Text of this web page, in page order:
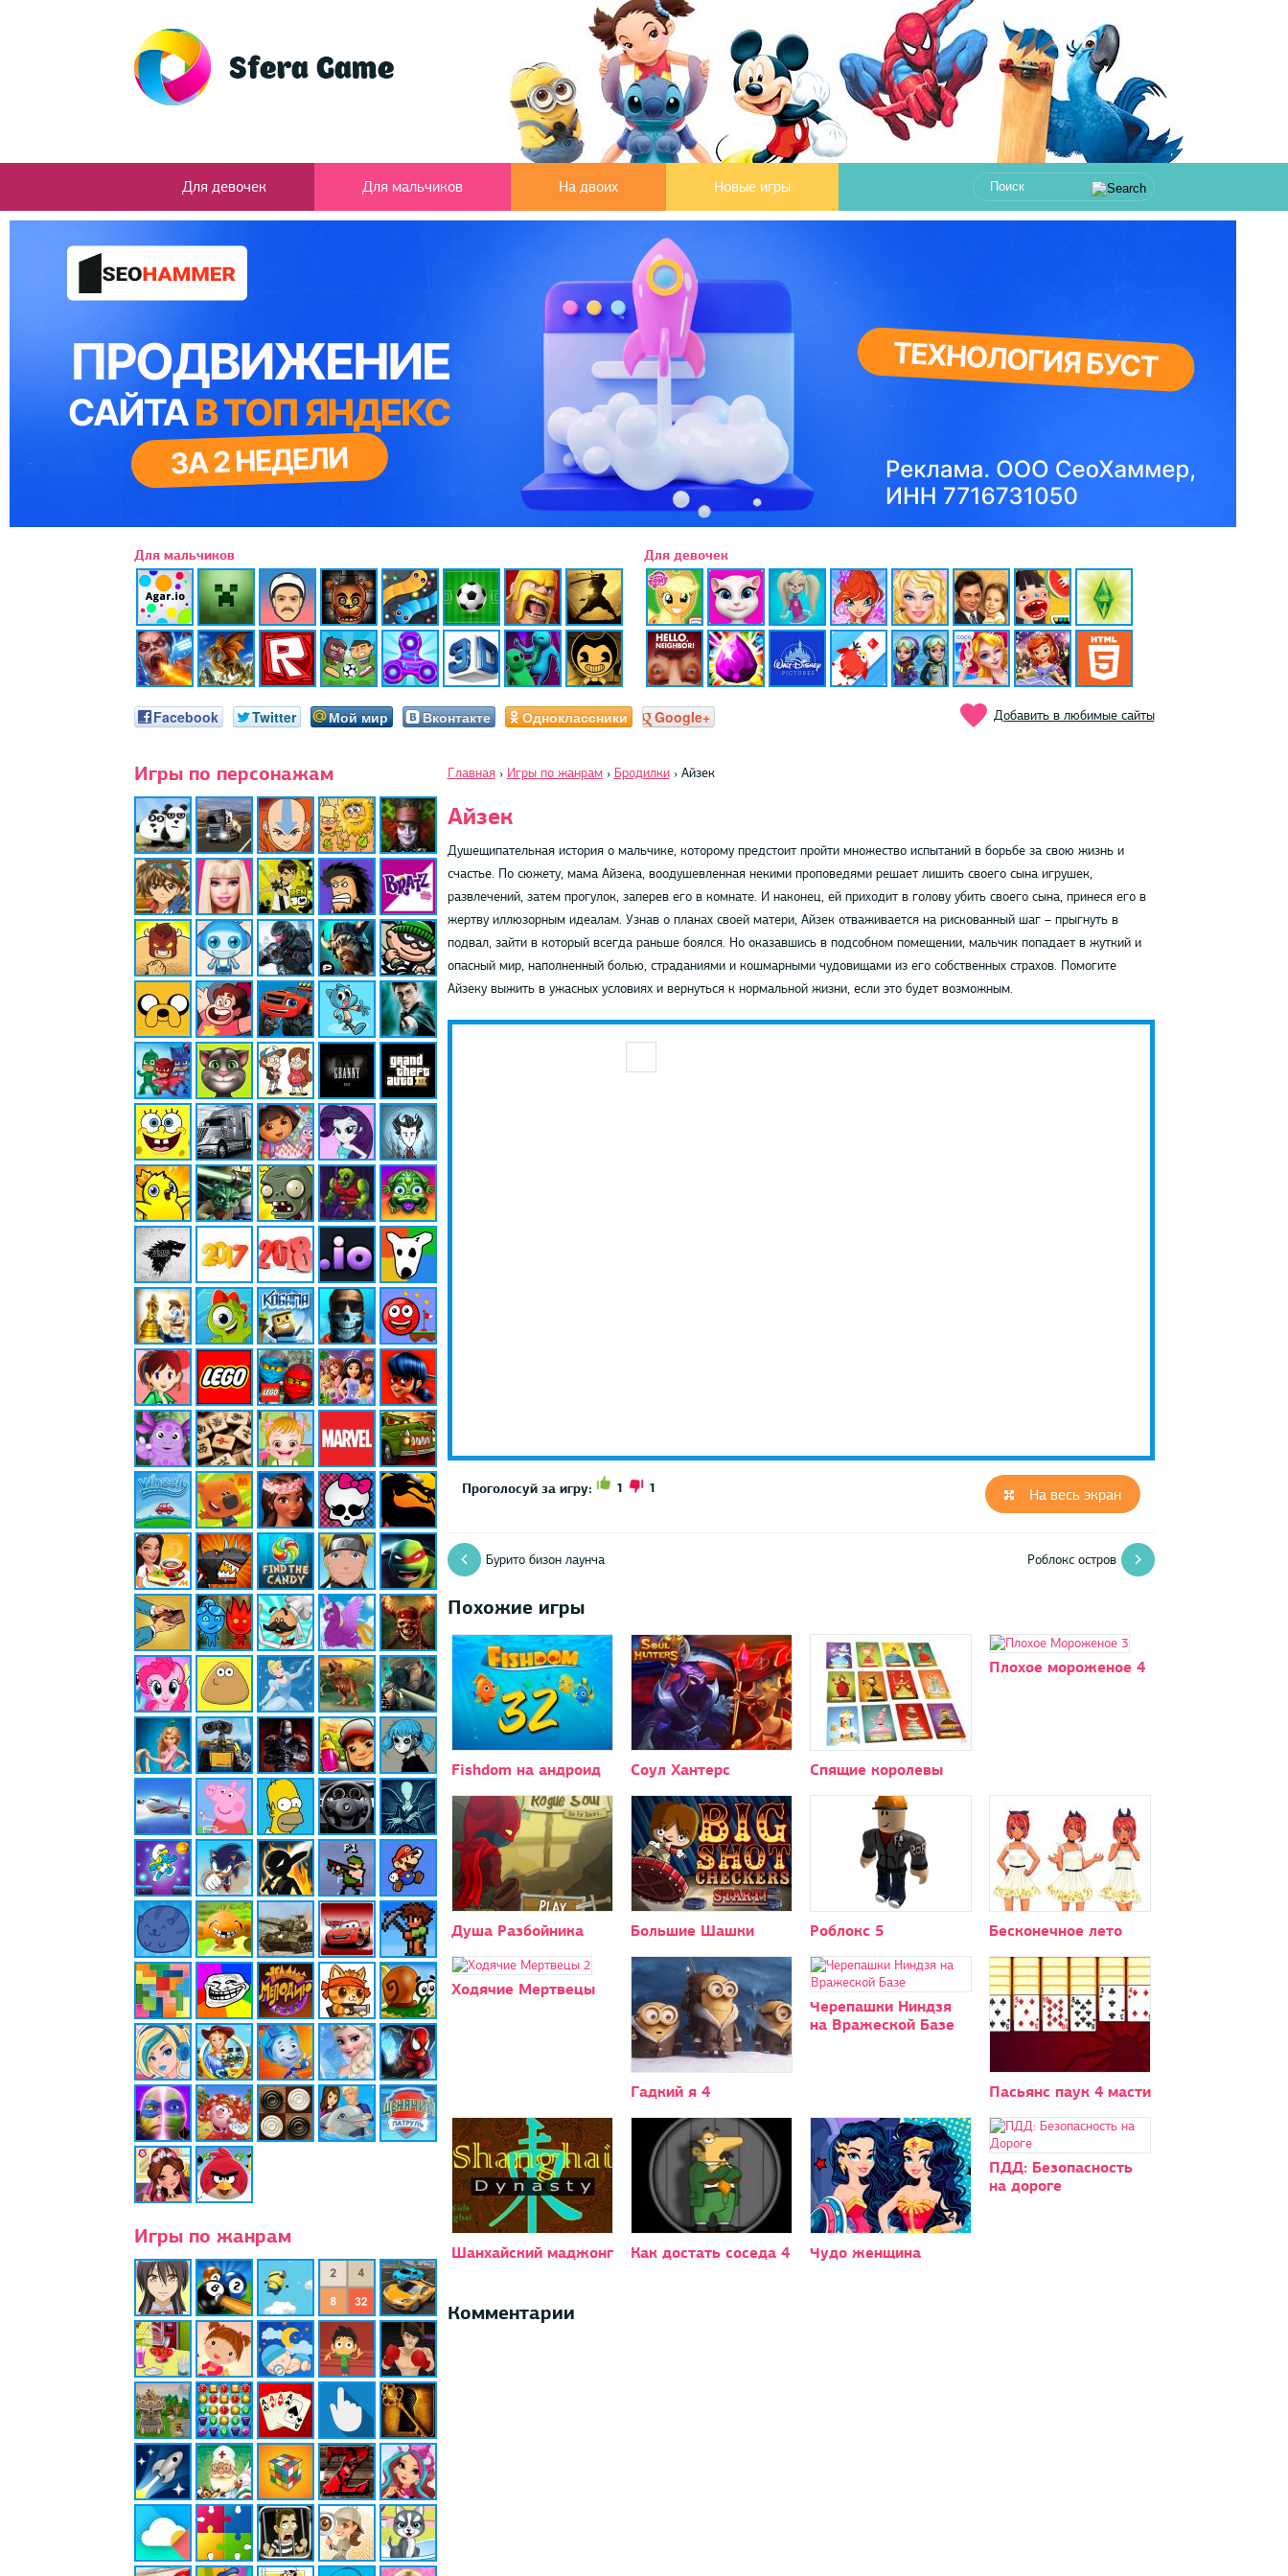
Для девочек Для мальчиков На двоих Новые игры
Для мальчиков Для девочек
Facebook Twitter Мой мир Вконтакте Одноклассники Google+ Добавить в любимые сайты
Игры по персонажам
Игры по жанрам
Главная › Игры по жанрам › Бродилки › Айзек
Айзек
Душещипательная история о мальчике, которому предстоит пройти множество испытаний в борьбе за свою жизнь и
счастье. По сюжету, мама Айзека, воодушевленная некими проповедями решает лишить своего сына игрушек,
развлечений, затем прогулок, заперев его в комнате. И наконец, ей приходит в голову убить своего сына, принеся его в
жертву иллюзорным идеалам. Узнав о планах своей матери, Айзек отваживается на рискованный шаг – прыгнуть в
подвал, зайти в который всегда раньше боялся. Но оказавшись в подсобном помещении, мальчик попадает в жуткий и
опасный мир, наполненный болью, страданиями и кошмарными чудовищами из его собственных страхов. Помогите
Айзеку выжить в ужасных условиях и вернуться к нормальной жизни, если это будет возможным.
На весь экран
Проголосуй за игру: 1 1
Бурито бизон лаунча Роблокс остров
Похожие игры
Fishdom на андроид Соул Хантерс Спящие королевы
Плохое мороженое 4
Душа Разбойника Большие Шашки Роблокс 5 Бесконечное лето
Ходячие Мертвецы
Гадкий я 4
Черепашки Ниндзя
на Вражеской Базе
Пасьянс паук 4 масти
Шанхайский маджонг Как достать соседа 4 Чудо женщина
ПДД: Безопасность
на дороге
Комментарии